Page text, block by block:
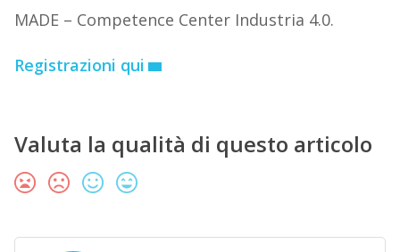
MADE – Competence Center Industria 4.0.
Registrazioni qui
Valuta la qualità di questo articolo